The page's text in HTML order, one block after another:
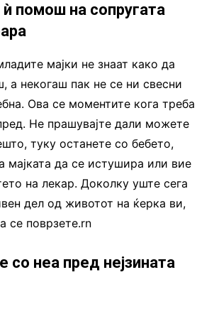
помош на сопругата
мајки не знаат како да
а некогаш пак не се ни свесни
Ова се моментите кога треба
Не прашувајте дали можете
туку останете со бебето,
мајката да се истушира или вие
на лекар. Доколку уште сега
дел од животот на ќерка ви,
се поврзете.rn
со неа пред нејзината